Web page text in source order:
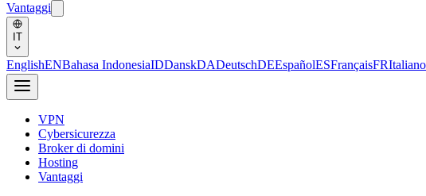
Vantaggi
IT
EnglishENBahasa IndonesiaIDDanskDADeutschDEEspañolESFrançaisFRItaliano
VPN
Cybersicurezza
Broker di domini
Hosting
Vantaggi